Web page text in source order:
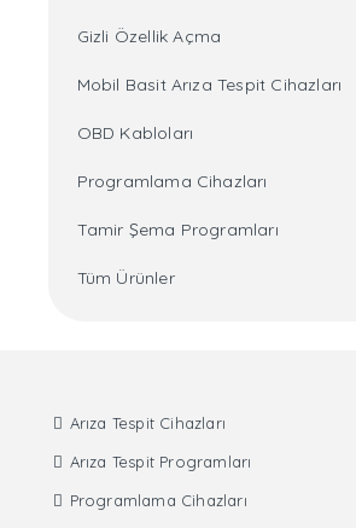
Gizli Özellik Açma
Mobil Basit Arıza Tespit Cihazları
OBD Kabloları
Programlama Cihazları
Tamir Şema Programları
Tüm Ürünler
Arıza Tespit Cihazları
Arıza Tespit Programları
Programlama Cihazları